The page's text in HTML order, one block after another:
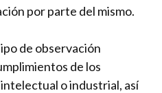
por parte del mismo.
de observación
de los
o industrial, así